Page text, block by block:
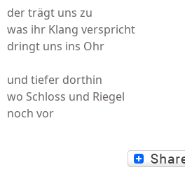
der trägt uns zu
was ihr Klang verspricht
dringt uns ins Ohr
und tiefer dorthin
wo Schloss und Riegel
noch vor